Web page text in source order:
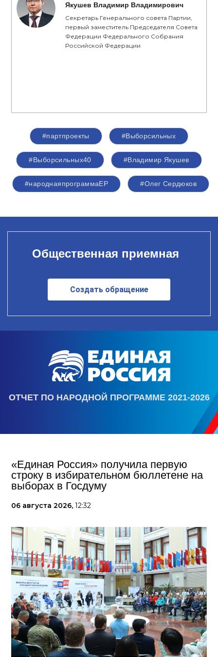
Якушев Владимир Владимирович
Секретарь Генерального совета Партии,
первый заместитель Председателя Совета
Федерации Федерального Собрания
Российской Федерации
#партпроекты #Выборсильных
#Выборсильных40 #Владимир Якушев
#народнаяпрограммаЕР #Олег Сердюков
Общественная приемная
Создать обращение
ОТЧЕТ ПО НАРОДНОЙ ПРОГРАММЕ 2021-2026
«Единая Россия» получила первую
строку в избирательном бюллетене на
выборах в Госдуму
06 августа 2026, 12:32